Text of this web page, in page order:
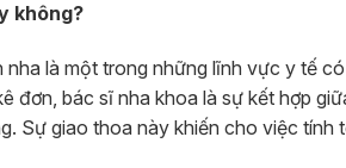
không?
nha là một trong những lĩnh vực y tế
đơn, bác sĩ nha khoa là sự kết hợp
Sự giao thoa này khiến cho việc